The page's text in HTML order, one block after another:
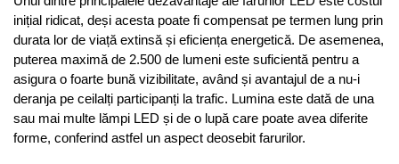
inițial ridicat, deși acesta poate fi compensat pe termen lung prin
durata lor de viață extinsă și eficiența energetică. De asemenea,
puterea maximă de 2.500 de lumeni este suficientă pentru a
asigura o foarte bună vizibilitate, având și avantajul de a nu-i
deranja pe ceilalți participanți la trafic. Lumina este dată de una
sau mai multe lămpi LED și de o lupă care poate avea diferite
forme, conferind astfel un aspect deosebit farurilor.